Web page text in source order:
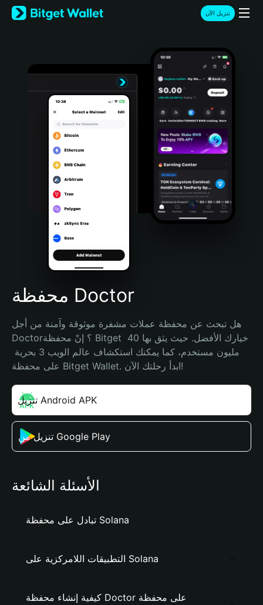
English
日本語
Türkçe
Português (Portugal)
Bahasa Indonesia
Português (Brasil)
Español (Argentina)
تنزيل الآن
محفظة Doctor
هل تبحث عن محفظة عملات مشفرة موثوقة وآمنة من أجل
Doctor؟ إنّ محفظة Bitget خيارك الأفضل. حيث يثق بها 40
على محفظة Bitget Wallet. ابدأ رحلتك الآن!
تنزيل Android APK
تنزيل من Google Play
الأسئلة الشائعة
تبادل على محفظة Solana
التطبيقات اللامركزية على Solana
كيفية إنشاء محفظة Doctor على محفظة